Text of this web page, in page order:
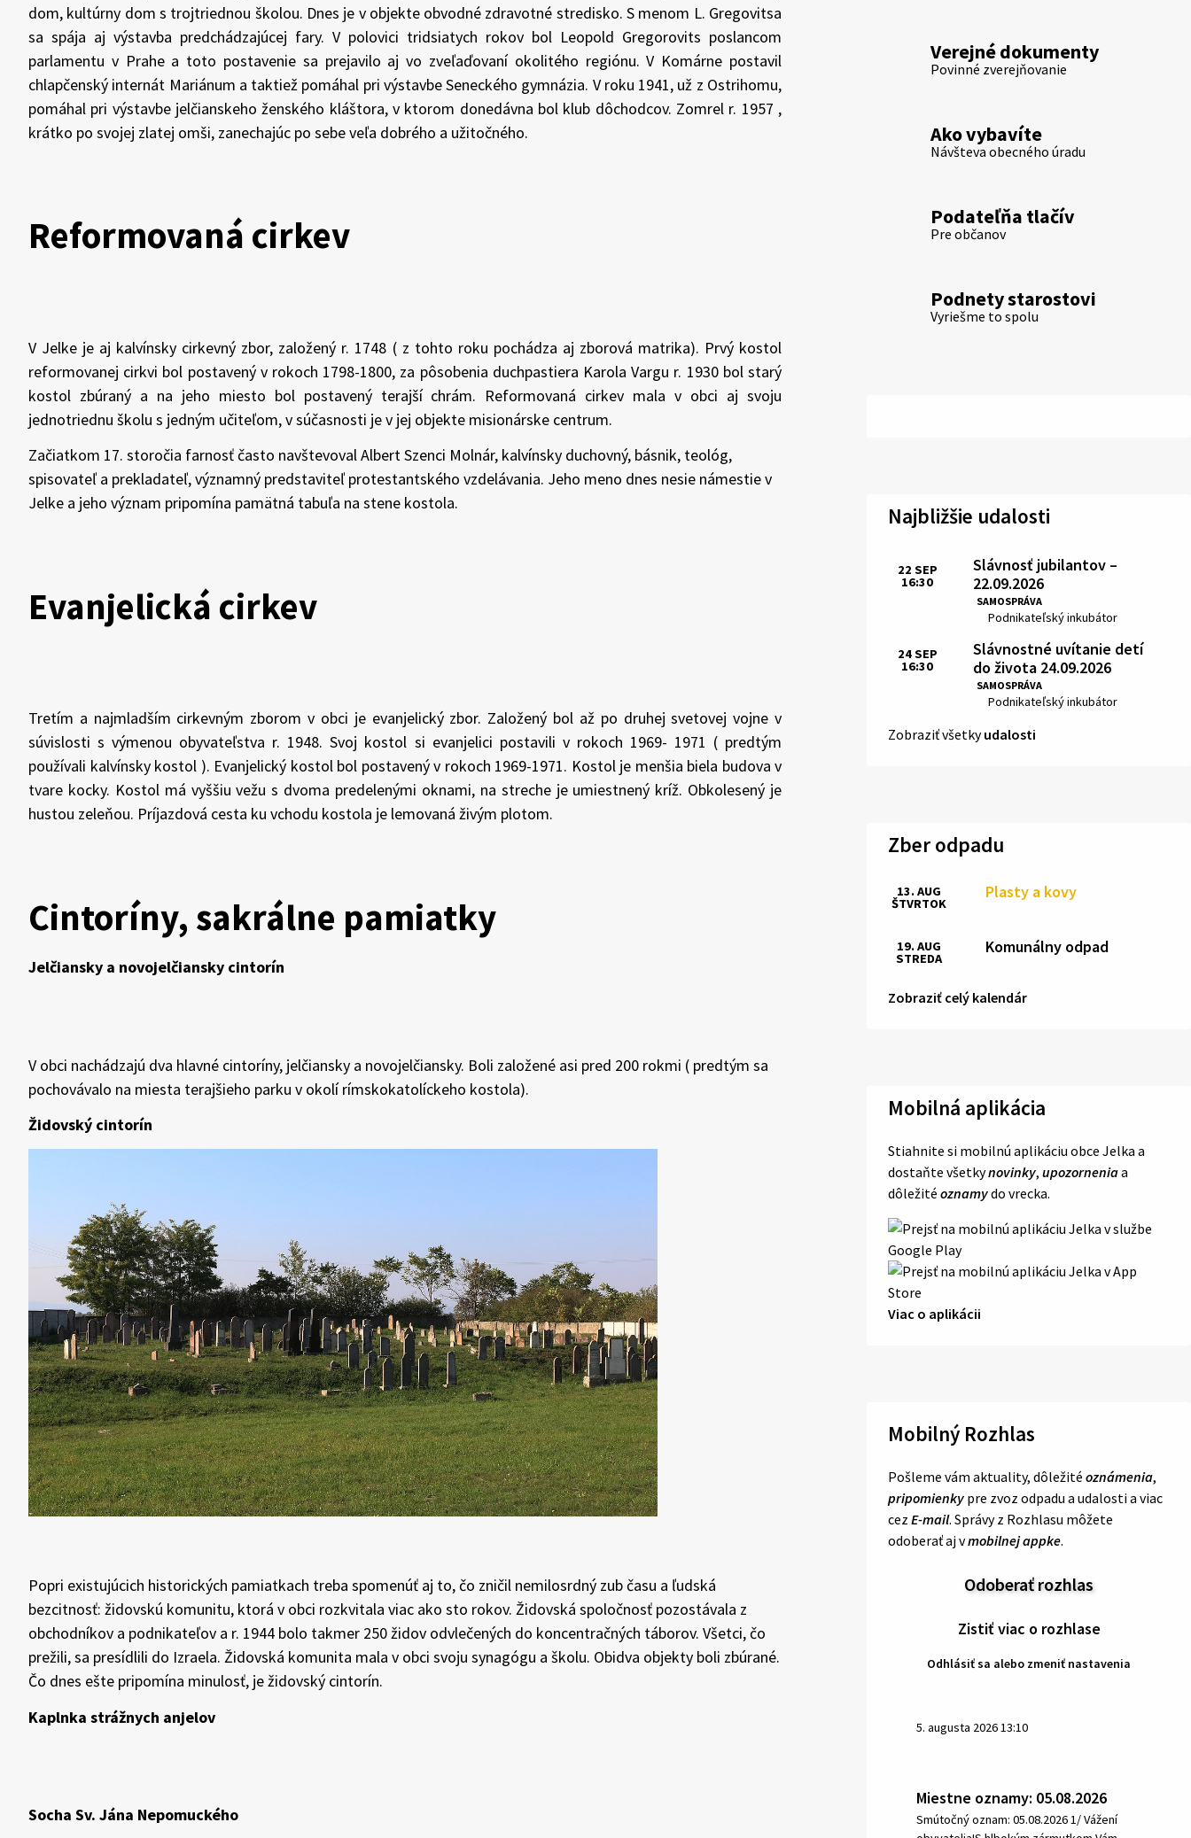
dom, kultúrny dom s trojtriednou školou. Dnes je v objekte obvodné zdravotné stredisko. S menom L. Gregovitsa
sa spája aj výstavba predchádzajúcej fary. V polovici tridsiatych rokov bol Leopold Gregorovits poslancom
parlamentu v Prahe a toto postavenie sa prejavilo aj vo zveľaďovaní okolitého regiónu. V Komárne postavil
chlapčenský internát Mariánum a taktiež pomáhal pri výstavbe Seneckého gymnázia. V roku 1941, už z Ostrihomu,
pomáhal pri výstavbe jelčianskeho ženského kláštora, v ktorom donedávna bol klub dôchodcov. Zomrel r. 1957 ,
krátko po svojej zlatej omši, zanechajúc po sebe veľa dobrého a užitočného.
Reformovaná cirkev
V Jelke je aj kalvínsky cirkevný zbor, založený r. 1748 ( z tohto roku pochádza aj zborová matrika). Prvý kostol
reformovanej cirkvi bol postavený v rokoch 1798-1800, za pôsobenia duchpastiera Karola Vargu r. 1930 bol starý
kostol zbúraný a na jeho miesto bol postavený terajší chrám. Reformovaná cirkev mala v obci aj svoju
jednotriednu školu s jedným učiteľom, v súčasnosti je v jej objekte misionárske centrum.
Začiatkom 17. storočia farnosť často navštevoval Albert Szenci Molnár, kalvínsky duchovný, básnik, teológ,
spisovateľ a prekladateľ, významný predstaviteľ protestantského vzdelávania. Jeho meno dnes nesie námestie v
Jelke a jeho význam pripomína pamätná tabuľa na stene kostola.
Evanjelická cirkev
Tretím a najmladším cirkevným zborom v obci je evanjelický zbor. Založený bol až po druhej svetovej vojne v
súvislosti s výmenou obyvateľstva r. 1948. Svoj kostol si evanjelici postavili v rokoch 1969- 1971 ( predtým
používali kalvínsky kostol ). Evanjelický kostol bol postavený v rokoch 1969-1971. Kostol je menšia biela budova v
tvare kocky. Kostol má vyššiu vežu s dvoma predelenými oknami, na streche je umiestnený kríž. Obkolesený je
hustou zeleňou. Príjazdová cesta ku vchodu kostola je lemovaná živým plotom.
Cintoríny, sakrálne pamiatky
Jelčiansky a novojelčiansky cintorín
V obci nachádzajú dva hlavné cintoríny, jelčiansky a novojelčiansky. Boli založené asi pred 200 rokmi ( predtým sa
pochovávalo na miesta terajšieho parku v okolí rímskokatolíckeho kostola).
Židovský cintorín
Popri existujúcich historických pamiatkach treba spomenúť aj to, čo zničil nemilosrdný zub času a ľudská
bezcitnosť: židovskú komunitu, ktorá v obci rozkvitala viac ako sto rokov. Židovská spoločnosť pozostávala z
obchodníkov a podnikateľov a r. 1944 bolo takmer 250 židov odvlečených do koncentračných táborov. Všetci, čo
prežili, sa presídlili do Izraela. Židovská komunita mala v obci svoju synagógu a školu. Obidva objekty boli zbúrané.
Čo dnes ešte pripomína minulosť, je židovský cintorín.
Kaplnka strážnych anjelov
Socha Sv. Jána Nepomuckého
Verejné dokumenty
Povinné zverejňovanie
Ako vybavíte
Návšteva obecného úradu
Podateľňa tlačív
Pre občanov
Podnety starostovi
Vyriešme to spolu
Najbližšie udalosti
Slávnosť jubilantov –
22.09.2026
SAMOSPRÁVA
Miesto:
Podnikateľský inkubátor
Čas:
22 SEP
16:30
Slávnostné uvítanie detí
do života 24.09.2026
SAMOSPRÁVA
Miesto:
Podnikateľský inkubátor
Čas:
24SEP
16:30
Zobraziť všetkyudalosti
Zber odpadu
Plasty a kovy
13. AUG
ŠTVRTOK
Komunálny odpad
19. AUG
STREDA
Zobraziť celý kalendár
Mobilná aplikácia
Stiahnite si mobilnú aplikáciu obce Jelka a
dostaňte všetkynovinky, upozorneniaa
dôležité oznamydo vrecka.
Viac o aplikácii
Mobilný Rozhlas
Pošleme vám aktuality, dôležité oznámenia,
pripomienky pre zvoz odpadu a udalosti a viac
cez E-mail. Správy z Rozhlasu môžete
odoberať aj vmobilnej appke.
Odoberať rozhlas
Zistiť viac o rozhlase
Odhlásiť sa alebo zmeniť nastavenia
5. augusta 2026 13:10
Miestne oznamy: 05.08.2026
Smútočný oznam: 05.08.2026 1/ Vážení